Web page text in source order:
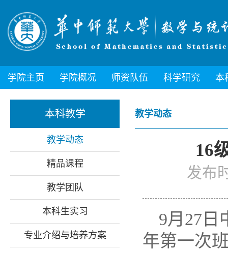
学院主页 学院概况 师资队伍 科学研究 本
本科教学
教学动态
精品课程
教学团队
本科生实习
专业介绍与培养方案
教学动态
16
发布
9月27日
年第一次